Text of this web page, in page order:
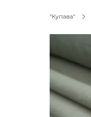
"Купава"